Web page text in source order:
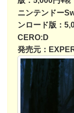
ニンテンドー
ンロード版：
CERO:D
発売元：